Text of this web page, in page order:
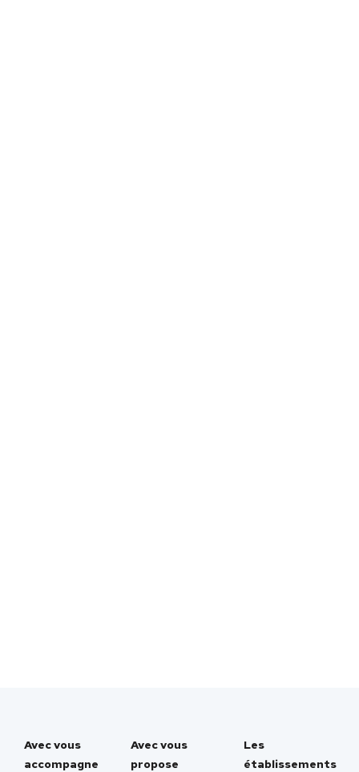
Avec vous
accompagne
Avec vous
propose
Les
établissements